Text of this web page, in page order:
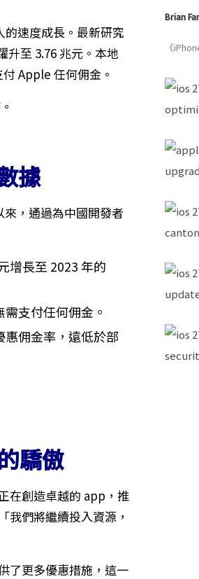
速度成長。最新研究
升至 3.76 兆元。本地
Apple 任何佣金。
據
，通過為中國開發者
增長至 2023 年的
支付任何佣金。
佣金率，遠低於部
驕傲
在創造卓越的 app，推
們將繼續投入資源，
了更多優惠措施，這一
Brian
《